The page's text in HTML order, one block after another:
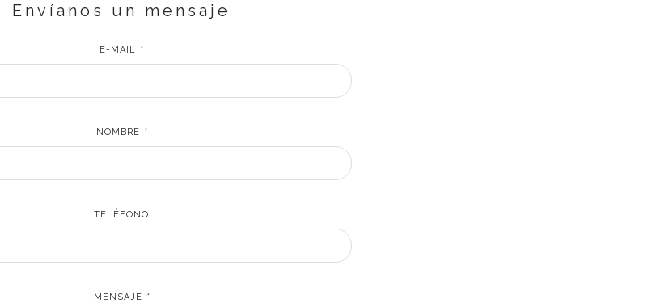
Envíanos un mensaje
E-MAIL *
NOMBRE *
TELÉFONO
MENSAJE *